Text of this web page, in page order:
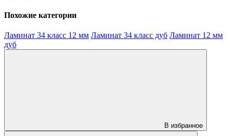
Похожие категории
Ламинат 34 класс 12 мм Ламинат 34 класс дуб Ламинат 12 мм
дуб
В избранное